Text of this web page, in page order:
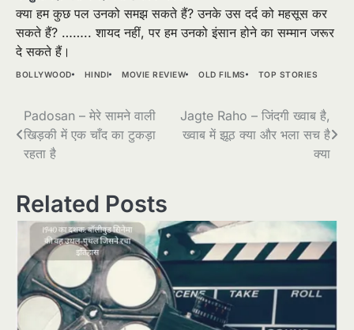
क्या हम कुछ पल उनको समझ सकते हैं?उनके उस दर्द को महसूस कर
सकते हैं? ……..शायद नहीं,पर हम उनको इंसान होने का सम्मान जरूर
दे सकते हैं।
BOLLYWOOD HINDI MOVIE REVIEW OLD FILMS TOP STORIES
Post
navigation
Padosan – मेरे सामने वाली
खिड़की में एक चाँद का टुकड़ा
रहता है
Jagte Raho – जिंदगी ख्वाब है,
ख्वाब में झूठ क्या और भला सच है
क्या
Related Posts